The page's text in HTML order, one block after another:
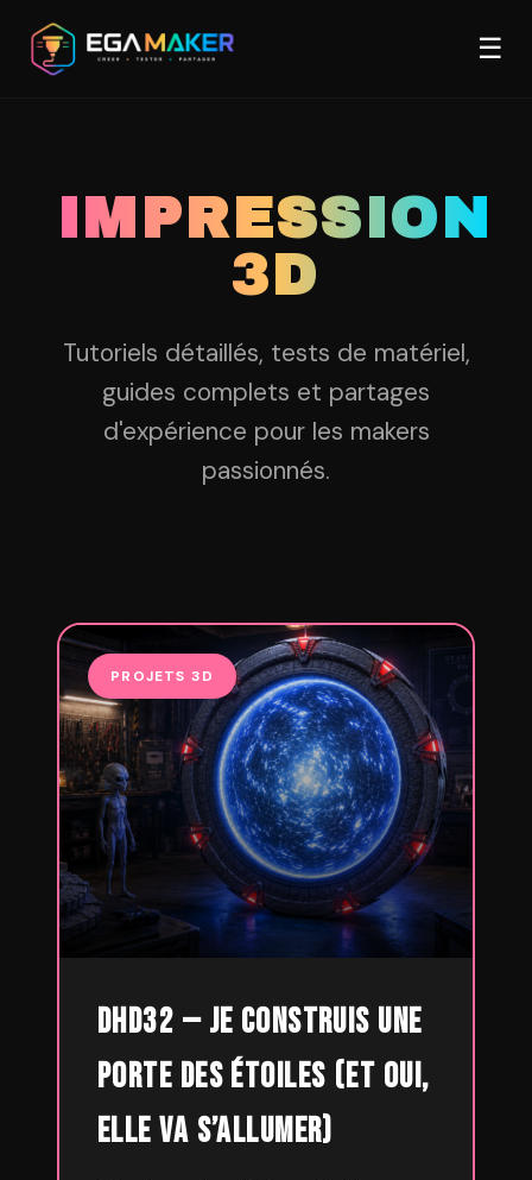
contenu
☰
IMPRESSION
3D
Tutoriels détaillés, tests de matériel,
guides complets et partages
d'expérience pour les makers
passionnés.
PROJETS 3D
DHD32 — Je construis une
Porte des Étoiles (et oui,
elle va s’allumer)